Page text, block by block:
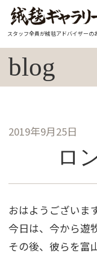
スタッフ全員が絨毯アドバイザーの
blog
2019年9月25日
ロ
おはようございま
今日は、今から遊
その後、彼らを富